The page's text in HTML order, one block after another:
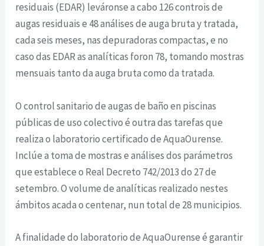
residuais (EDAR) leváronse a cabo 126 controis de
augas residuais e 48 análises de auga bruta y tratada,
cada seis meses, nas depuradoras compactas, e no
caso das EDAR as analíticas foron 78, tomando mostras
mensuais tanto da auga bruta como da tratada.
O control sanitario de augas de baño en piscinas
públicas de uso colectivo é outra das tarefas que
realiza o laboratorio certificado de AquaOurense.
Inclúe a toma de mostras e análises dos parámetros
que establece o Real Decreto 742/2013 do 27 de
setembro. O volume de analíticas realizado nestes
ámbitos acada o centenar, nun total de 28 municipios.
A finalidade do laboratorio de AquaOurense é garantir